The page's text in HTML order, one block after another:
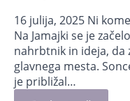
16 julija, 2025 Ni
Na Jamajki se je
nahrbtnik in ideja,
glavnega mesta.
je približal…